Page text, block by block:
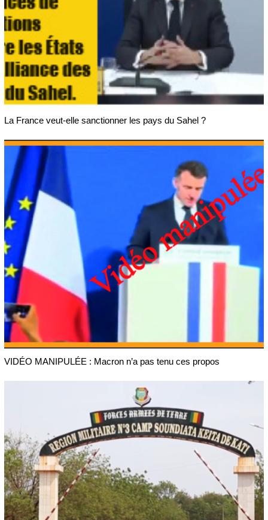
La France veut-elle sanctionner les pays du Sahel ?
VIDÉO MANIPULÉE : Macron n’a pas tenu ces propos